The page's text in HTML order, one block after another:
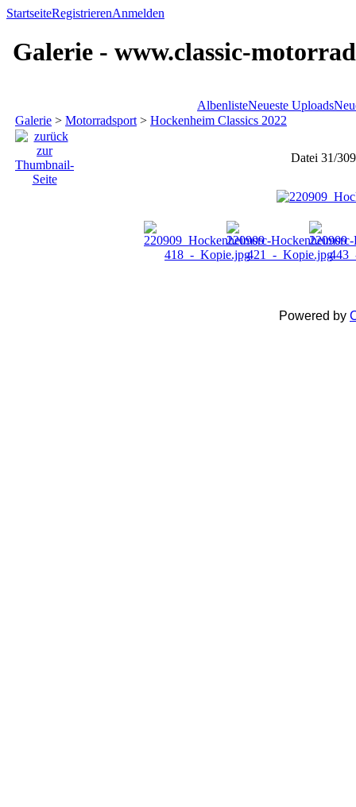
StartseiteRegistrierenAnmelden
Galerie - www.classic-
AlbenlisteNeueste Uploads
Galerie > Motorradsport > Hockenheim Classics 2022
Datei 31/309
Powered by